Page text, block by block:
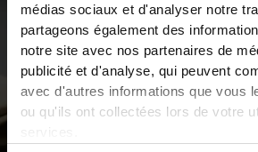
médias sociaux et d'analyser notre
partageons également des
notre site avec nos partenaires de
publicité et d'analyse, qui peuvent
avec d'autres informations que vous
ou qu'ils ont collectées lors de votre